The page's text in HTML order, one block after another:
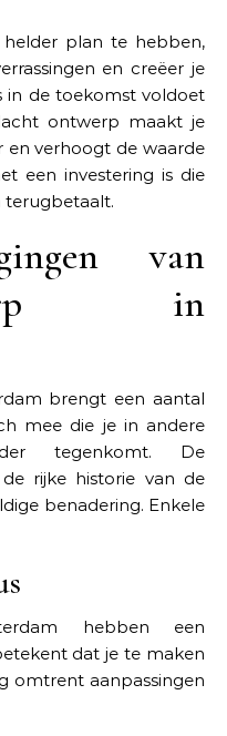
plan te hebben,
en creëer je
in de toekomst voldoet
ontwerp maakt je
en verhoogt de waarde
een investering is die
terugbetaalt.
van
in
brengt een aantal
mee die je in andere
tegenkomt. De
rijke historie van de
benadering. Enkele
hebben een
dat je te maken
omtrent aanpassingen